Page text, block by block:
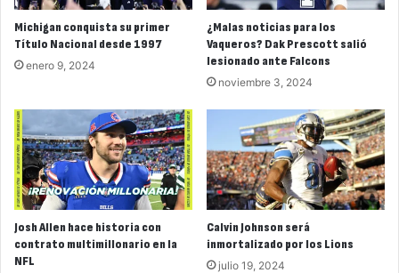
Michigan conquista su primer
Título Nacional desde 1997
enero 9, 2024
¿Malas noticias para los
Vaqueros? Dak Prescott salió
lesionado ante Falcons
noviembre 3, 2024
Josh Allen hace historia con
contrato multimillonario en la
NFL
Calvin Johnson será
inmortalizado por los Lions
julio 19, 2024